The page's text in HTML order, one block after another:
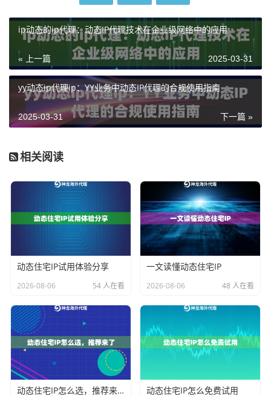
2-4小时
随机间隔 6-小时
二、动态IP代理的核心优势
相比静态代理，动态IP代理池具备三大实战价值：
IP轮换机制：每次请求自动切换不同出口IP
流量特征模拟
每个IP的生命周期可精准控制在5-30分钟。配合智能路
由技术，能模拟出不同运营商的网络波动特征，极大降
三、四步搭建防封禁体系
根据目标网站的检测周期调整更换频率。建议在检测阈
值前主动更换，例如某社交平台每15分钟统计IP请求
量，则设置13分钟更换周期。
步骤2：构建多维度请求特征
在轮换IP时同步更换：
ip动态的ip代理：动态IP代理技术在企业级网络中的应用
« 上一篇 2025-03-31
yy动态ip代理ip：YY业务中动态IP代理的合规使用指南
下一篇 »
2025-03-31
相关阅读
动态住宅IP试用体验分享
2026-08-06 54 人在看
一文读懂动态住宅IP
2026-08-06 48 人在看
动态住宅IP怎么选，推荐来了 动态住宅IP怎么免费试用